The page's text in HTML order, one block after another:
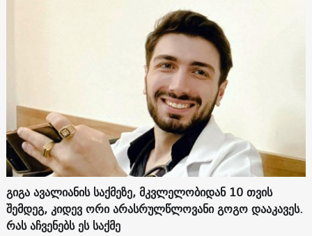
გიგა ავალიანის საქმეზე, მკვლელობიდან 10 თვის
შემდეგ, კიდევ ორი არასრულწლოვანი გოგო დააკავეს.
რას აჩვენებს ეს საქმე